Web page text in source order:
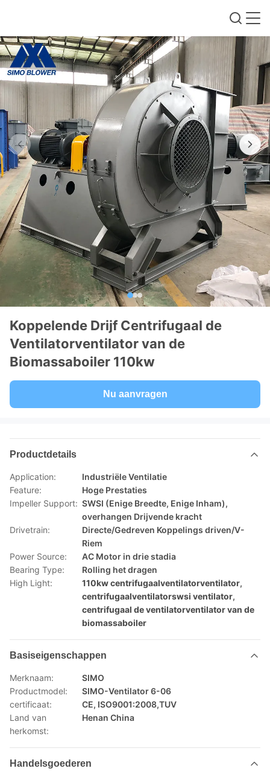
Koppelende Drijf Centrifugaal de
Ventilatorventilator van de
Biomassaboiler 110kw
Nu aanvragen
Productdetails
Application:
Industriële Ventilatie
Feature:
Hoge Prestaties
Impeller Support: SWSI (Enige Breedte, Enige Inham),
overhangen Drijvende kracht
Drivetrain:
Directe/Gedreven Koppelings driven/V-
Riem
Power Source:
AC Motor in drie stadia
Bearing Type:
Rolling het dragen
High Light:
110kw centrifugaalventilatorventilator,
centrifugaalventilatorswsi ventilator,
centrifugaal de ventilatorventilator van de
biomassaboiler
Basiseigenschappen
Merknaam:
SIMO
Productmodel:
SIMO-Ventilator 6-06
certificaat:
CE, ISO9001:2008,TUV
Land van
herkomst:
Henan China
Handelsgoederen